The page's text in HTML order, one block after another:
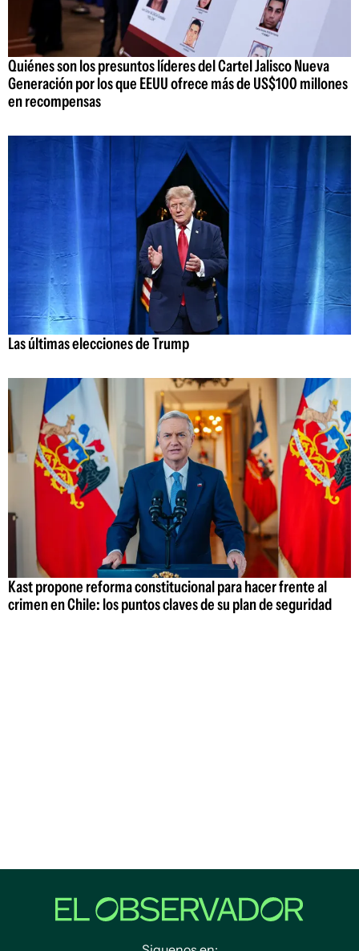
Quiénes son los presuntos líderes del Cartel Jalisco Nueva
Generación por los que EEUU ofrece más de US$100 millones
en recompensas
Las últimas elecciones de Trump
Kast propone reforma constitucional para hacer frente al
crimen en Chile: los puntos claves de su plan de seguridad